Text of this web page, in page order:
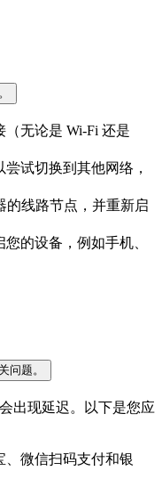
无论是 Wi-Fi 还是
试切换到其他网络，
的线路节点，并重新启
的设备，例如手机、
问题。
出现延迟。以下是您应
微信扫码支付和银